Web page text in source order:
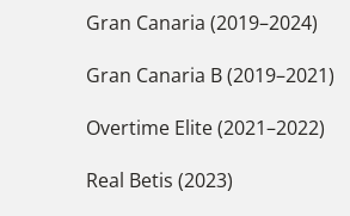
Gran Canaria (2019–2024)
Gran Canaria Β (2019–2021)
Overtime Elite (2021–2022)
Real Betis (2023)